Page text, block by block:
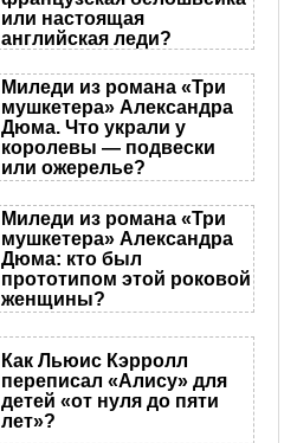
или настоящая
английская леди?
Миледи из романа «Три
мушкетера» Александра
Дюма. Что украли у
королевы — подвески
или ожерелье?
Миледи из романа «Три
мушкетера» Александра
Дюма: кто был
прототипом этой роковой
женщины?
Как Льюис Кэрролл
переписал «Алису» для
детей «от нуля до пяти
лет»?